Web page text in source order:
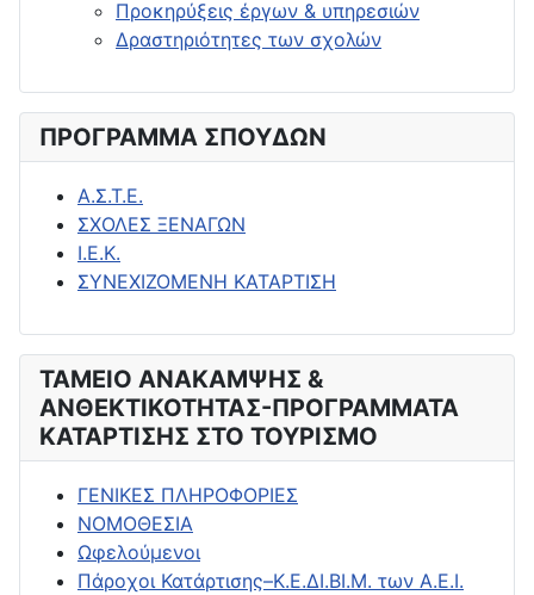
Προκηρύξεις έργων & υπηρεσιών
Δραστηριότητες των σχολών
ΠΡΟΓΡΑΜΜΑ ΣΠΟΥΔΩΝ
Α.Σ.Τ.Ε.
ΣΧΟΛΕΣ ΞΕΝΑΓΩΝ
Ι.Ε.Κ.
ΣΥΝΕΧΙΖΟΜΕΝΗ ΚΑΤΑΡΤΙΣΗ
ΤΑΜΕΙΟ ΑΝΑΚΑΜΨΗΣ &
ΑΝΘΕΚΤΙΚΟΤΗΤΑΣ-ΠΡΟΓΡΑΜΜΑΤΑ
ΚΑΤΑΡΤΙΣΗΣ ΣΤΟ ΤΟΥΡΙΣΜΟ
ΓΕΝΙΚΕΣ ΠΛΗΡΟΦΟΡΙΕΣ
ΝΟΜΟΘΕΣΙΑ
Ωφελούμενοι
Πάροχοι Κατάρτισης–Κ.Ε.ΔΙ.ΒΙ.Μ. των Α.Ε.Ι.